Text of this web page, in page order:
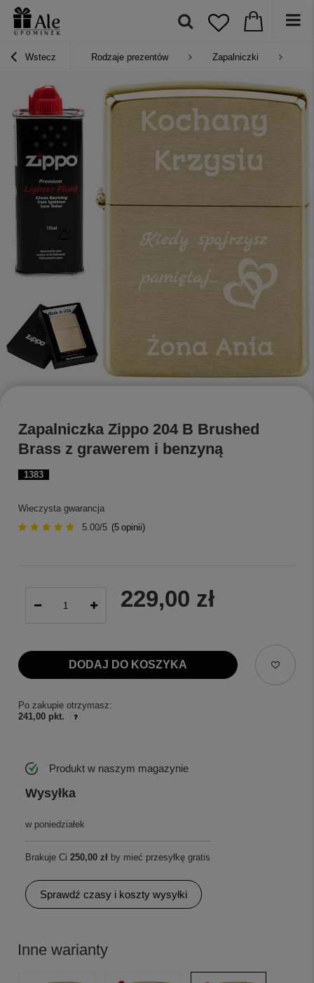
Wstecz Rodzaje prezentów Zapalniczki
1383
Zapalniczka Zippo 204 B Brushed
Brass z grawerem i benzyną
Wieczysta gwarancja
5.00/5 (5 opinii)
229,00 zł
DODAJ DO KOSZYKA
Po zakupie otrzymasz:
241,00 pkt.
Produkt w naszym magazynie
Wysyłka
w poniedziałek
Brakuje Ci 250,00 zł by mieć przesyłkę gratis
Sprawdź czasy i koszty wysyłki
Inne warianty